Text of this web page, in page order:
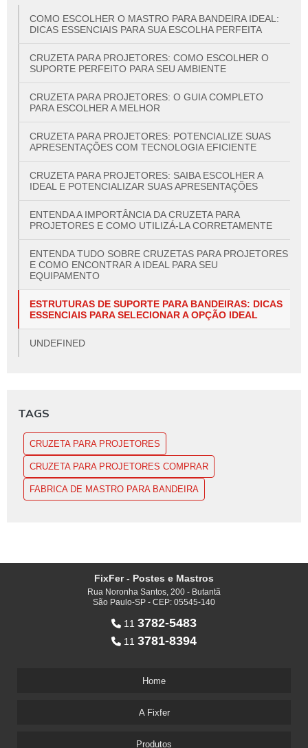
COMO ESCOLHER O MASTRO PARA BANDEIRA IDEAL:
DICAS ESSENCIAIS PARA SUA ESCOLHA PERFEITA
CRUZETA PARA PROJETORES: COMO ESCOLHER O
SUPORTE PERFEITO PARA SEU AMBIENTE
CRUZETA PARA PROJETORES: O GUIA COMPLETO
PARA ESCOLHER A MELHOR
CRUZETA PARA PROJETORES: POTENCIALIZE SUAS
APRESENTAÇÕES COM TECNOLOGIA EFICIENTE
CRUZETA PARA PROJETORES: SAIBA ESCOLHER A
IDEAL E POTENCIALIZAR SUAS APRESENTAÇÕES
ENTENDA A IMPORTÂNCIA DA CRUZETA PARA
PROJETORES E COMO UTILIZÁ-LA CORRETAMENTE
ENTENDA TUDO SOBRE CRUZETAS PARA PROJETORES
E COMO ENCONTRAR A IDEAL PARA SEU
EQUIPAMENTO
ESTRUTURAS DE SUPORTE PARA BANDEIRAS: DICAS
ESSENCIAIS PARA SELECIONAR A OPÇÃO IDEAL
UNDEFINED
TAGS
CRUZETA PARA PROJETORES
CRUZETA PARA PROJETORES COMPRAR
FABRICA DE MASTRO PARA BANDEIRA
FixFer - Postes e Mastros
Rua Noronha Santos, 200 - Butantã
São Paulo-SP - CEP: 05545-140
11 3782-5483
11 3781-8394
Home
A Fixfer
Produtos